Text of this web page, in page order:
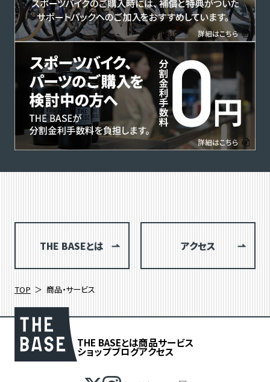
THE BASEとは アクセス
TOP 商品・サービス
THE BASEとは商品サービス
ショップブログアクセス